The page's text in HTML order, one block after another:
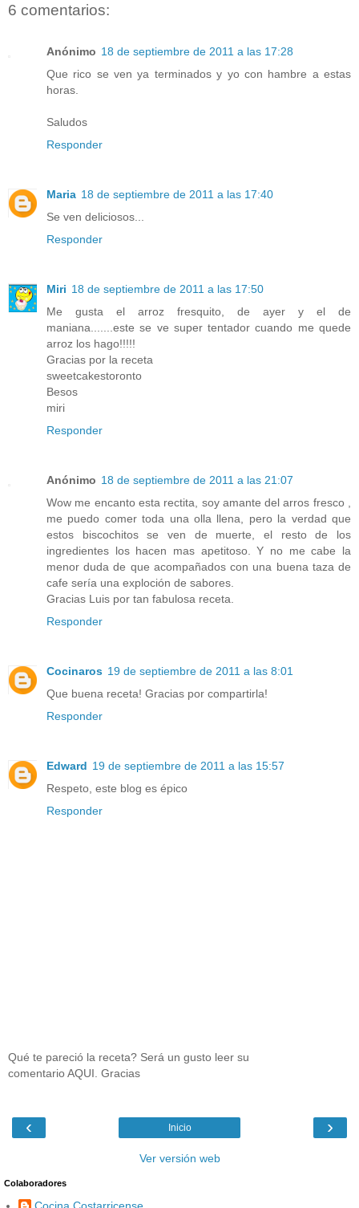
6 comentarios:
Anónimo 18 de septiembre de 2011 a las 17:28
Que rico se ven ya terminados y yo con hambre a estas
horas.
Saludos
Responder
Maria 18 de septiembre de 2011 a las 17:40
Se ven deliciosos...
Responder
Miri 18 de septiembre de 2011 a las 17:50
Me gusta el arroz fresquito, de ayer y el de
maniana.......este se ve super tentador cuando me quede
arroz los hago!!!!!
Gracias por la receta
sweetcakestoronto
Besos
miri
Responder
Anónimo 18 de septiembre de 2011 a las 21:07
Wow me encanto esta rectita, soy amante del arros fresco ,
me puedo comer toda una olla llena, pero la verdad que
estos biscochitos se ven de muerte, el resto de los
ingredientes los hacen mas apetitoso. Y no me cabe la
menor duda de que acompañados con una buena taza de
cafe sería una exploción de sabores.
Gracias Luis por tan fabulosa receta.
Responder
Cocinaros 19 de septiembre de 2011 a las 8:01
Que buena receta! Gracias por compartirla!
Responder
Edward 19 de septiembre de 2011 a las 15:57
Respeto, este blog es épico
Responder
Qué te pareció la receta? Será un gusto leer su
comentario AQUI. Gracias
‹ ›
Inicio
Ver versión web
Colaboradores